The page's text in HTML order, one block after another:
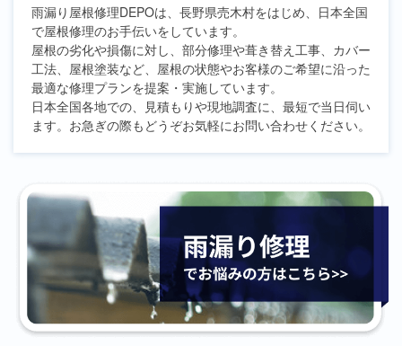
雨漏り屋根修理DEPOは、長野県売木村をはじめ、日本全国
で屋根修理のお手伝いをしています。
屋根の劣化や損傷に対し、部分修理や葺き替え工事、カバー
工法、屋根塗装など、屋根の状態やお客様のご希望に沿った
最適な修理プランを提案・実施しています。
日本全国各地での、見積もりや現地調査に、最短で当日伺い
ます。お急ぎの際もどうぞお気軽にお問い合わせください。